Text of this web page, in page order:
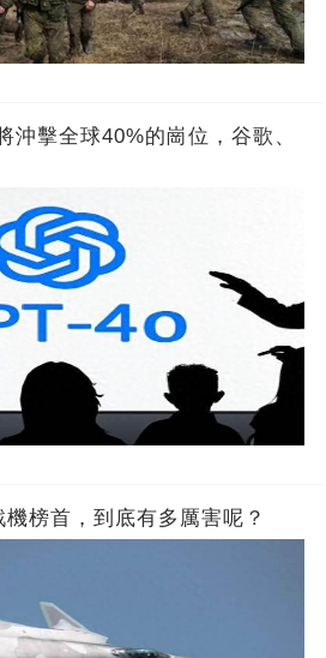
沖擊全球40%的崗位，谷歌、
榜首，到底有多厲害呢？